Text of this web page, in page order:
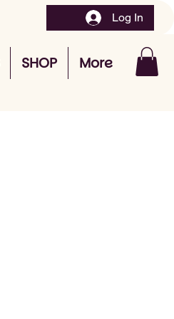
SHOP More
Log In